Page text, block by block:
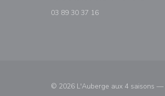
03 89 30 37 16
© 2026 L'Auberge aux 4 saisons